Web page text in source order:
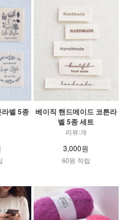
벨 5종
베이직 핸드메이드 코튼라
벨 5종 세트
리뷰:개
3,000원
60원 적립